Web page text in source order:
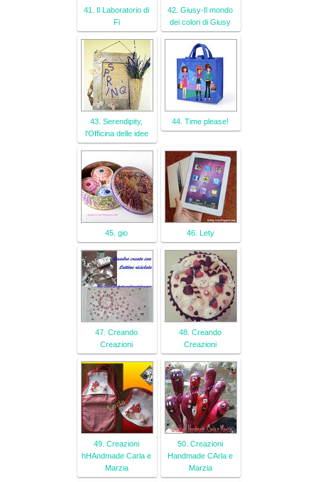
41. Il Laboratorio di
Fi
42. Giusy-Il mondo
dei colori di Giusy
43. Serendipity,
l'Officina delle idee
44. Time please!
45. gio 46. Lety
47. Creando
Creazioni
48. Creando
Creazioni
49. Creazioni
hHAndmade Carla e
Marzia
50. Creazioni
Handmade CArla e
Marzia